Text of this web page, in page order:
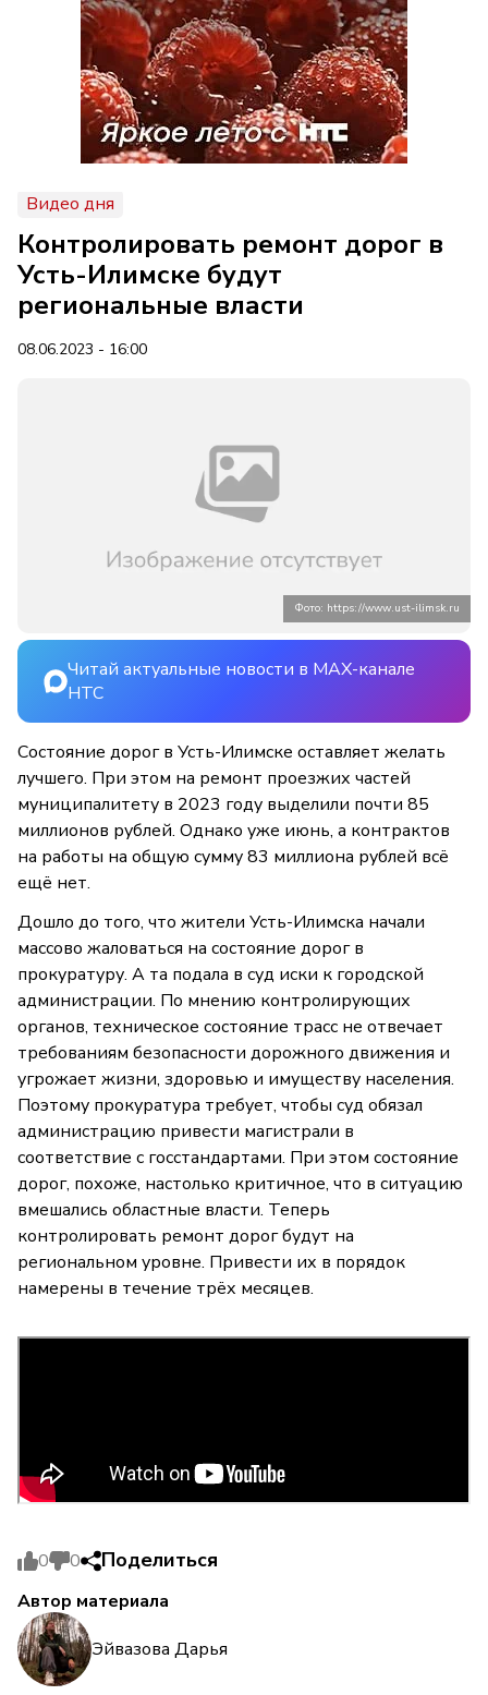
Видео дня
Контролировать ремонт дорог в
Усть-Илимске будут
региональные власти
08.06.2023 - 16:00
Фото: https://www.ust-ilimsk.ru
Читай актуальные новости в MAX-канале
НТС
Состояние дорог в Усть-Илимске оставляет желать
лучшего. При этом на ремонт проезжих частей
муниципалитету в 2023 году выделили почти 85
миллионов рублей. Однако уже июнь, а контрактов
на работы на общую сумму 83 миллиона рублей всё
ещё нет.
Дошло до того, что жители Усть-Илимска начали
массово жаловаться на состояние дорог в
прокуратуру. А та подала в суд иски к городской
администрации. По мнению контролирующих
органов, техническое состояние трасс не отвечает
требованиям безопасности дорожного движения и
угрожает жизни, здоровью и имуществу населения.
Поэтому прокуратура требует, чтобы суд обязал
администрацию привести магистрали в
соответствие с госстандартами. При этом состояние
дорог, похоже, настолько критичное, что в ситуацию
вмешались областные власти. Теперь
контролировать ремонт дорог будут на
региональном уровне. Привести их в порядок
намерены в течение трёх месяцев.
0 0 Поделиться
Автор материала
Эйвазова Дарья